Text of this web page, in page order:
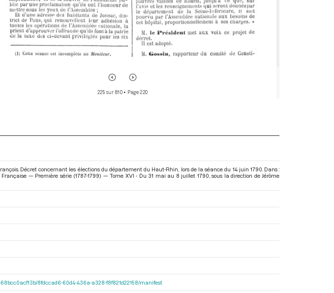
225 sur 810• Page 220
Décret concernant les élections du département du Haut-Rhin, lors de la séance du 14 juin 1790. Dans :
— Première série (1787-1799) — Tome XVI - Du 31 mai au 8 juillet 1790 , sous la direction de Jérôme
68bcc0acf13b/8fdccad6-60d4-436a-a328-f8f821d22158/manifest